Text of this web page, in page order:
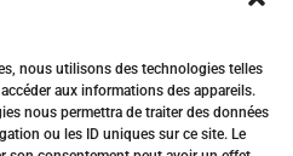
nous utilisons des technologies telles
aux informations des appareils.
nous permettra de traiter des données
ou les ID uniques sur ce site. Le